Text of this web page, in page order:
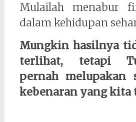
Mulailah menabur
dalam kehidupan
Mungkin hasilnya
terlihat, tetapi
pernah melupakan
kebenaran yang kita